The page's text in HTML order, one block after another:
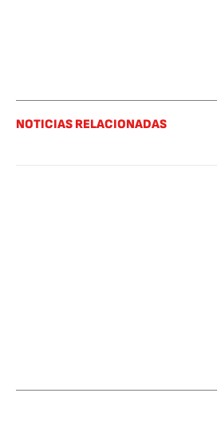
NOTICIAS RELACIONADAS